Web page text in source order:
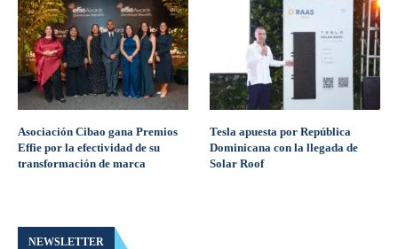
Asociación Cibao gana Premios
Effie por la efectividad de su
transformación de marca
Tesla apuesta por República
Dominicana con la llegada de
Solar Roof
NEWSLETTER